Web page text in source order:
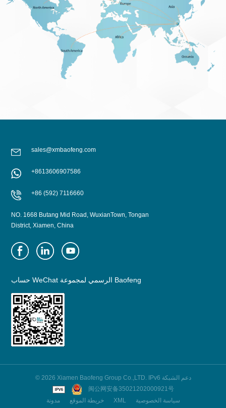
sales@xmbaofeng.com
+8613606907586
+86 (592) 7116660
NO. 1668 Butang Mid Road, WuxianTown, Tongan
District, Xiamen, China
حساب WeChat الرسمي لمجموعة Baofeng
© 2026 Xiamen Baofeng Group Co.,LTD. IPv6 دعم الشبكة
闽公网安备35021202000921号
مدونة
خريطة الموقع XML سياسة الخصوصية